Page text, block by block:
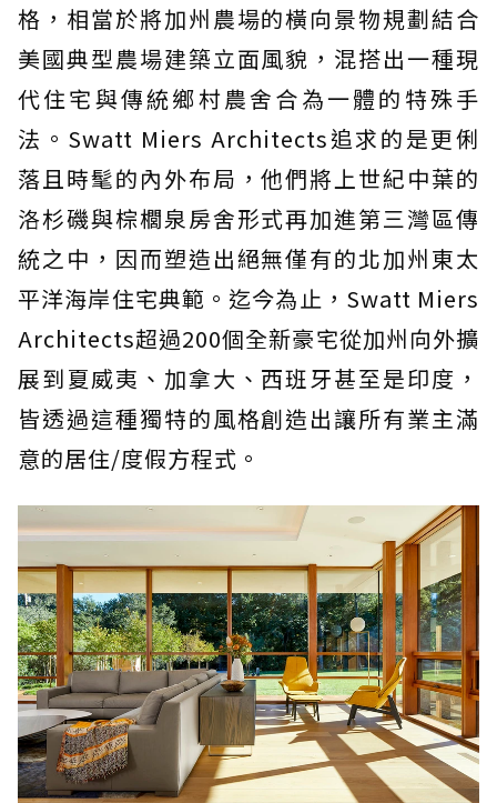
格，相當於將加州農場的橫向景物規劃結合
美國典型農場建築立面風貌，混搭出一種現
代住宅與傳統鄉村農舍合為一體的特殊手
法。Swatt Miers Architects追求的是更俐
落且時髦的內外布局，他們將上世紀中葉的
洛杉磯與棕櫚泉房舍形式再加進第三灣區傳
統之中，因而塑造出絕無僅有的北加州東太
平洋海岸住宅典範。迄今為止，Swatt Miers
Architects超過200個全新豪宅從加州向外擴
展到夏威夷、加拿大、西班牙甚至是印度，
皆透過這種獨特的風格創造出讓所有業主滿
意的居住/度假方程式。